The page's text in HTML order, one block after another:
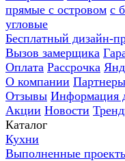
прямые с островом с
угловые
Бесплатный дизайн-
Вызов замерщика
Оплата Рассрочка
О компании Партнеры
Отзывы Информация
Акции Новости
Каталог
Кухни
Выполненные